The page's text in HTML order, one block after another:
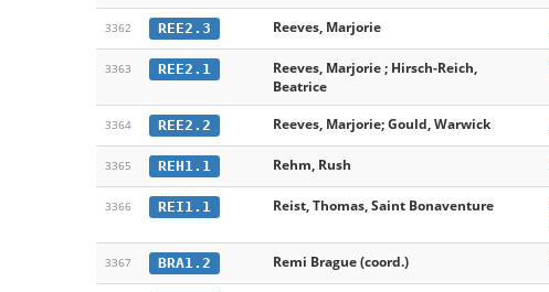
3362 REE2.3 Reeves, Marjorie
3363 REE2.1
Reeves, Marjorie ; Hirsch-Reich,
Beatrice
3364 REE2.2 Reeves, Marjorie; Gould, Warwick
3365 REH1.1 Rehm, Rush
3366 REI1.1 Reist, Thomas, Saint Bonaventure
3367 BRA1.2 Remi Brague (coord.)